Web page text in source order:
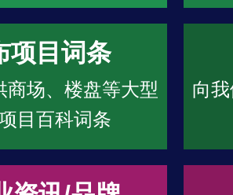
项目词条
商场、楼盘等大型
目百科词条
向